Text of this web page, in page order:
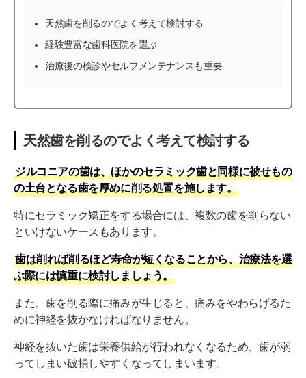
天然歯を削るのでよく考えて検討する
経験豊富な歯科医院を選ぶ
治療後の検診やセルフメンテナンスも重要
天然歯を削るのでよく考えて検討する
ジルコニアの歯は、ほかのセラミック歯と同様に被せもの
の土台となる歯を厚めに削る処置を施します。
特にセラミック矯正をする場合には、複数の歯を削らない
といけないケースもあります。
歯は削れば削るほど寿命が短くなることから、治療法を選
ぶ際には慎重に検討しましょう。
また、歯を削る際に痛みが生じると、痛みをやわらげるた
めに神経を抜かなければなりません。
神経を抜いた歯は栄養供給が行われなくなるため、歯が弱
ってしまい破損しやすくなってしまいます。